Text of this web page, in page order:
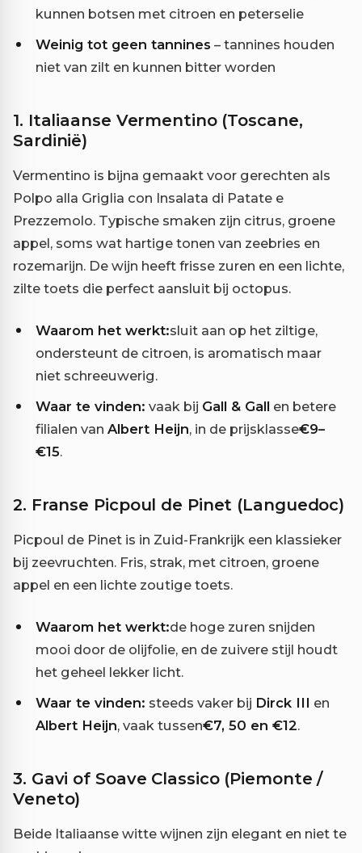
kunnen botsen met citroen en peterselie
Weinig tot geen tannines – tannines houden
niet van zilt en kunnen bitter worden
1. Italiaanse Vermentino (Toscane,
Sardinië)
Vermentino is bijna gemaakt voor gerechten als
Polpo alla Griglia con Insalata di Patate e
Prezzemolo. Typische smaken zijn citrus, groene
appel, soms wat hartige tonen van zeebries en
rozemarijn. De wijn heeft frisse zuren en een lichte,
zilte toets die perfect aansluit bij octopus.
Waarom het werkt:sluit aan op het ziltige,
ondersteunt de citroen, is aromatisch maar
niet schreeuwerig.
Waar te vinden: vaak bij Gall & Gall en betere
filialen van Albert Heijn, in de prijsklasse€9–
€15.
2. Franse Picpoul de Pinet (Languedoc)
Picpoul de Pinet is in Zuid-Frankrijk een klassieker
bij zeevruchten. Fris, strak, met citroen, groene
appel en een lichte zoutige toets.
Waarom het werkt:de hoge zuren snijden
mooi door de olijfolie, en de zuivere stijl houdt
het geheel lekker licht.
Waar te vinden: steeds vaker bij Dirck III en
Albert Heijn, vaak tussen€7, 50 en €12.
3. Gavi of Soave Classico (Piemonte /
Veneto)
Beide Italiaanse witte wijnen zijn elegant en niet te